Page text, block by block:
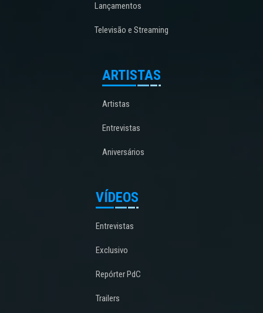
Lançamentos
Televisão e Streaming
ARTISTAS
Artistas
Entrevistas
Aniversários
VÍDEOS
Entrevistas
Exclusivo
Repórter PdC
Trailers